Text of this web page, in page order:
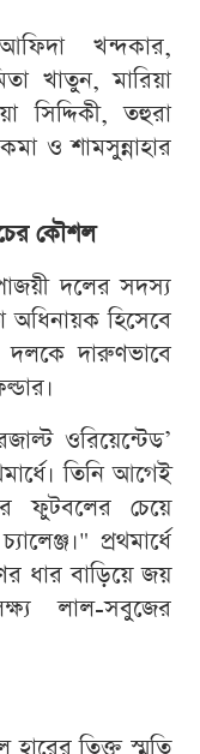
খন্দকার,
খাতুন, মারিয়া
সিদ্দিকী, তহুরা
ও শামসুন্নাহার
কৌশল
দলের সদস্য
অধিনায়ক হিসেবে
দারুণভাবে
ওরিয়েন্টেড’
তিনি আগেই
ফুটবলের চেয়ে
প্রথমার্ধে
ধার বাড়িয়ে জয়
লাল-সবুজের